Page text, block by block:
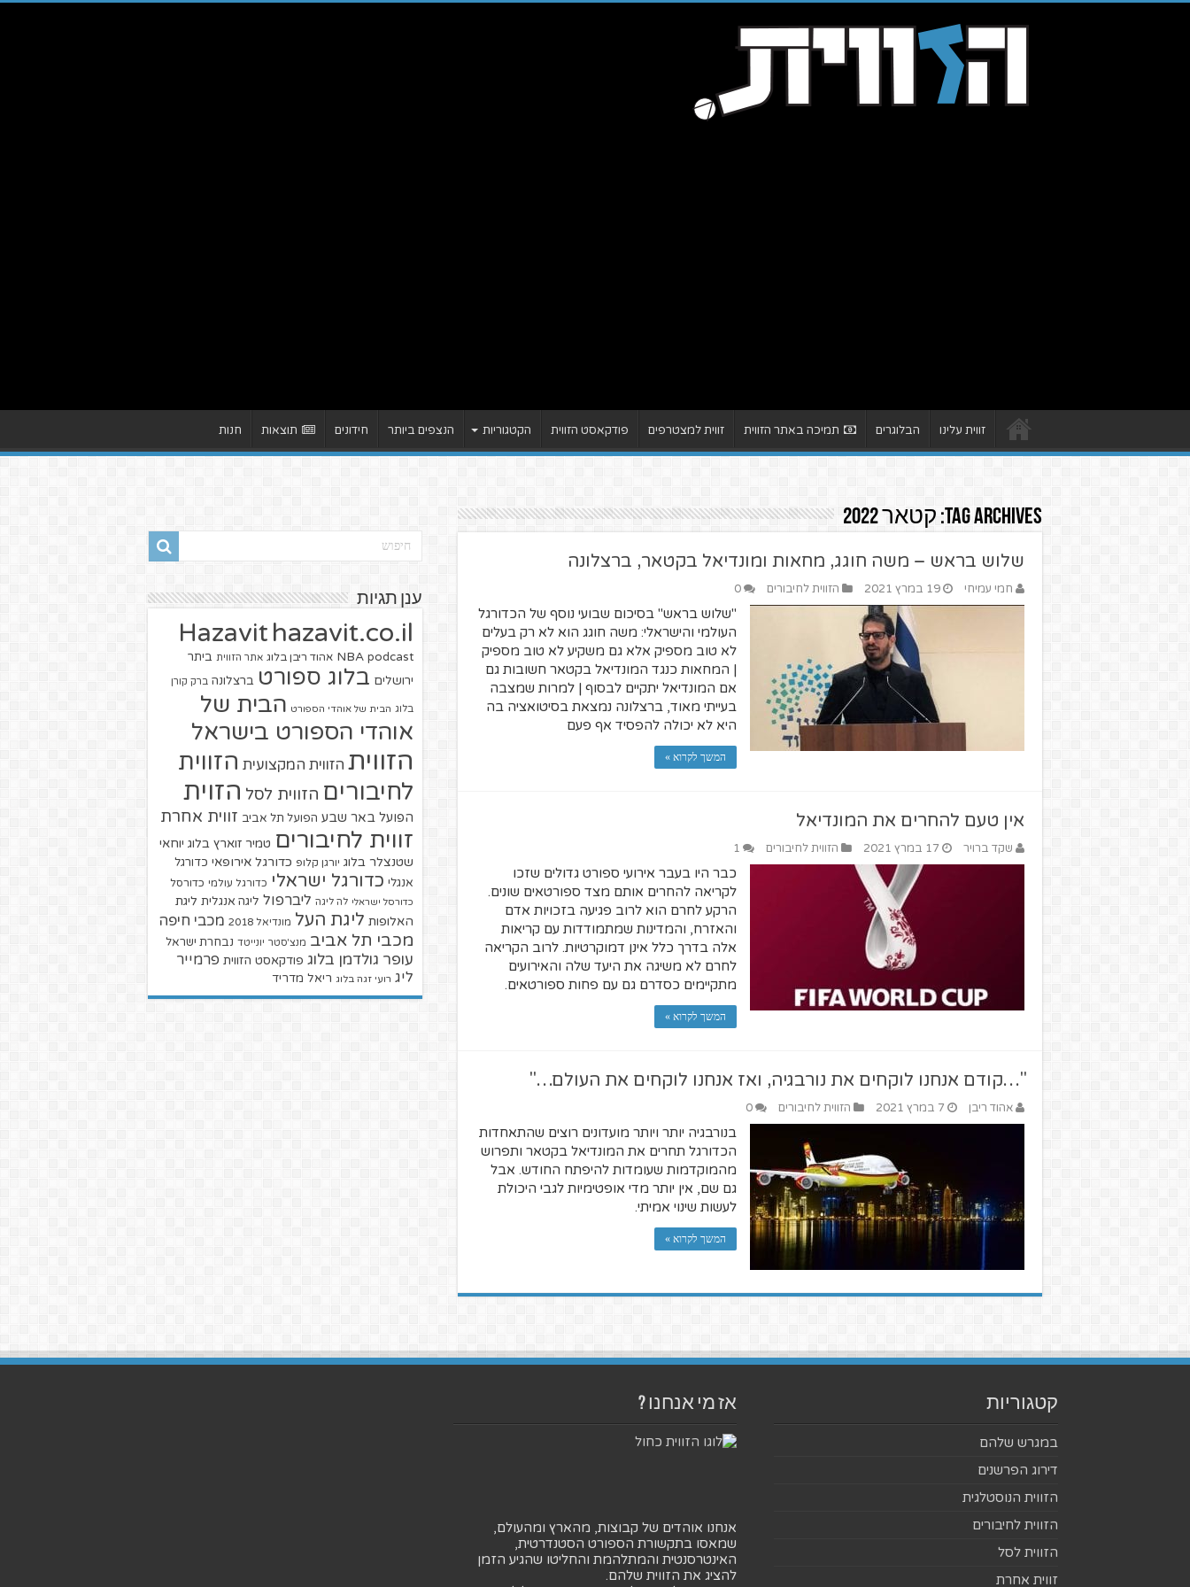
זווית עלינו הבלוגרים תמיכה באתר הזווית זווית למצטרפים פודקאסט הזווית הקטגוריות הנצפים ביותר חידונים תוצאות חנות
Tag Archives: קטאר 2022
שלוש בראש – משה חוגג, מחאות ומונדיאל בקטאר, ברצלונה
חמי עמיחי 19 במרץ 2021 הזווית לחיבורים 0
"שלוש בראש" בסיכום שבועי נוסף של הכדורגל
העולמי והישראלי: משה חוגג הוא לא רק בעלים
לא טוב מספיק אלא גם משקיע לא טוב מספיק
| המחאות כנגד המונדיאל בקטאר חשובות גם
אם המונדיאל יתקיים לבסוף | למרות שמצבה
בעייתי מאוד, ברצלונה נמצאת בסיטואציה בה
היא לא יכולה להפסיד אף פעם
המשך לקרוא »
אין טעם להחרים את המונדיאל
שקד ברויר 17 במרץ 2021 הזווית לחיבורים 1
כבר היו בעבר אירועי ספורט גדולים שזכו
לקריאה להחרים אותם מצד ספורטאים שונים.
הרקע לחרם הוא לרוב פגיעה בזכויות אדם
והאזרח, והמדינות שמתמודדות עם קריאות
אלה בדרך כלל אינן דמוקרטיות. לרוב הקריאה
לחרם לא משיגה את היעד שלה והאירועים
מתקיימים כסדרם גם עם פחות ספורטאים.
המשך לקרוא »
"…קודם אנחנו לוקחים את נורבגיה, ואז אנחנו לוקחים את העולם…"
אהוד ריבן 7 במרץ 2021 הזווית לחיבורים 0
בנורבגיה יותר ויותר מועדונים רוצים שהתאחדות
הכדורגל תחרים את המונדיאל בקטאר ותפרוש
מהמוקדמות שעומדות להיפתח החודש. אבל
גם שם, אין יותר מדי אופטימיות לגבי היכולת
לעשות שינוי אמיתי.
המשך לקרוא »
ענן תגיות
Hazavit hazavit.co.il
NBA podcast אהוד ריבן בלוג אתר הזווית ביתר
ירושלים בלוג ספורט ברצלונה ברק קורן
בלוג הבית של אוהדי הספורט הבית של
אוהדי הספורט בישראל
הזווית הזווית המקצועית הזווית
לחיבורים הזווית לסל הזוית
הפועל באר שבע הפועל תל אביב זווית אחרת
זווית לחיבורים טמיר זוארץ בלוג יוחאי
שטנצלר בלוג יורגן קלופ כדורגל אירופאי כדורגל
אנגלי כדורגל ישראלי כדורגל עולמי כדורסל
כדורסל ישראלי לה ליגה ליברפול ליגה אנגלית ליגת
האלופות ליגת העל מונדיאל 2018 מכבי חיפה
מכבי תל אביב מנצ'סטר יונייטד נבחרת ישראל
עופר גולדמן בלוג פודקאסט הזווית פרמייר
ליג רועי זגה בלוג ריאל מדריד
קטגוריות
במגרש שלהם
דירוג הפרשנים
הזווית הנוסטלגית
הזווית לחיבורים
הזווית לסל
זווית אחרת
אז מי אנחנו ?
אנחנו אוהדים של קבוצות, מהארץ ומהעולם,
שמאסו בתקשורת הספורט הסטנדרטית,
האינטרסנטית והמתלהמת והחליטו שהגיע הזמן
להציג את הזווית שלהם.